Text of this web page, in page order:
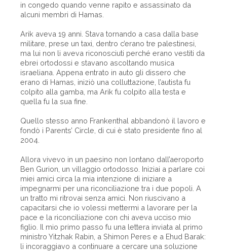
in congedo quando venne rapito e assassinato da
alcuni membri di Hamas.
Arik aveva 19 anni. Stava tornando a casa dalla base
militare, prese un taxi, dentro c’erano tre palestinesi,
ma lui non li aveva riconosciuti perché erano vestiti da
ebrei ortodossi e stavano ascoltando musica
israeliana. Appena entrato in auto gli dissero che
erano di Hamas, iniziò una colluttazione, l’autista fu
colpito alla gamba, ma Arik fu colpito alla testa e
quella fu la sua fine.
Quello stesso anno Frankenthal abbandonò il lavoro e
fondò i Parents’ Circle, di cui è stato presidente fino al
2004.
Allora vivevo in un paesino non lontano dall’aeroporto
Ben Gurion, un villaggio ortodosso. Iniziai a parlare coi
miei amici circa la mia intenzione di iniziare a
impegnarmi per una riconciliazione tra i due popoli. A
un tratto mi ritrovai senza amici. Non riuscivano a
capacitarsi che io volessi mettermi a lavorare per la
pace e la riconciliazione con chi aveva ucciso mio
figlio. Il mio primo passo fu una lettera inviata al primo
ministro Yitzhak Rabin, a Shimon Peres e a Ehud Barak:
li incoraggiavo a continuare a cercare una soluzione